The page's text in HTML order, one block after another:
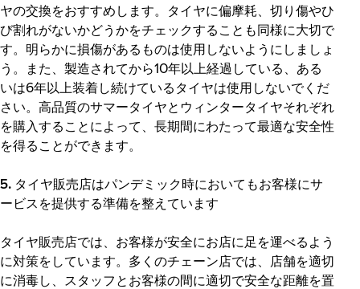
ヤの交換をおすすめします。タイヤに偏摩耗、切り傷やひ
び割れがないかどうかをチェックすることも同様に大切で
す。明らかに損傷があるものは使用しないようにしましょ
う。また、製造されてから10年以上経過している、ある
いは6年以上装着し続けているタイヤは使用しないでくだ
さい。高品質のサマータイヤとウィンタータイヤそれぞれ
を購入することによって、長期間にわたって最適な安全性
を得ることができます。
5. タイヤ販売店はパンデミック時においてもお客様にサ
ービスを提供する準備を整えています
タイヤ販売店では、お客様が安全にお店に足を運べるよう
に対策をしています。多くのチェーン店では、店舗を適切
に消毒し、スタッフとお客様の間に適切で安全な距離を置